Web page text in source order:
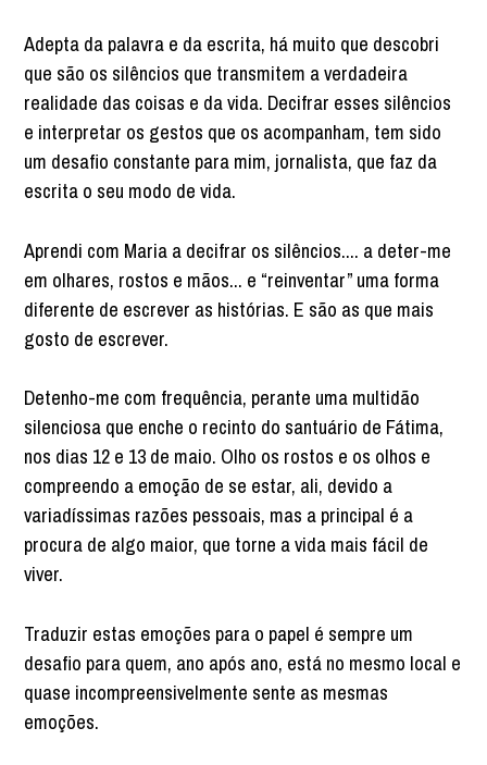
Adepta da palavra e da escrita, há muito que descobri
que são os silêncios que transmitem a verdadeira
realidade das coisas e da vida. Decifrar esses silêncios
e interpretar os gestos que os acompanham, tem sido
um desafio constante para mim, jornalista, que faz da
escrita o seu modo de vida.
Aprendi com Maria a decifrar os silêncios.... a deter-me
em olhares, rostos e mãos... e “reinventar” uma forma
diferente de escrever as histórias. E são as que mais
gosto de escrever.
Detenho-me com frequência, perante uma multidão
silenciosa que enche o recinto do santuário de Fátima,
nos dias 12 e 13 de maio. Olho os rostos e os olhos e
compreendo a emoção de se estar, ali, devido a
variadíssimas razões pessoais, mas a principal é a
procura de algo maior, que torne a vida mais fácil de
viver.
Traduzir estas emoções para o papel é sempre um
desafio para quem, ano após ano, está no mesmo local e
quase incompreensivelmente sente as mesmas
emoções.